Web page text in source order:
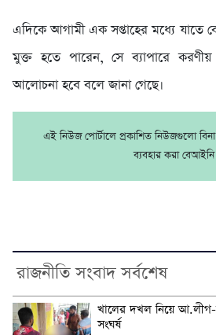
এদিকে আগামী এক সপ্তাহের মধ্যে যাতে
মুক্ত হতে পারেন, সে ব্যাপারে
আলোচনা হবে বলে জানা গেছে।
এই নিউজ পোর্টালে প্রকাশিত নিউজগুলো
ব্যবহার করা
রাজনীতি সংবাদ সর্বশেষ
খালের দখল নিয়ে আ.লীগ-
সংঘর্ষ